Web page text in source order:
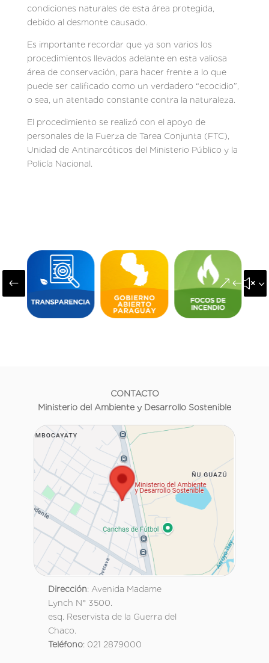
condiciones naturales de esta área protegida,
debido al desmonte causado.
Es importante recordar que ya son varios los
procedimientos llevados adelante en esta valiosa
área de conservación, para hacer frente a lo que
puede ser calificado como un verdadero “ecocidio”,
o sea, un atentado constante contra la naturaleza.
El procedimiento se realizó con el apoyo de
personales de la Fuerza de Tarea Conjunta (FTC),
Unidad de Antinarcóticos del Ministerio Público y la
Policía Nacional.
#
CONTACTO
Ministerio del Ambiente y Desarrollo Sostenible
Dirección: Avenida Madame
Lynch N° 3500.
esq. Reservista de la Guerra del
Chaco.
Teléfono: 021 2879000